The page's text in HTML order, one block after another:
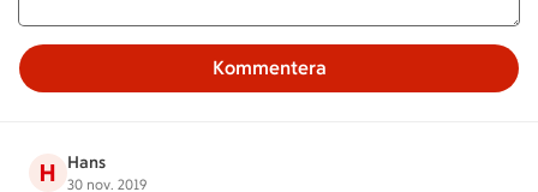
Kommentera
H Hans
30 nov. 2019